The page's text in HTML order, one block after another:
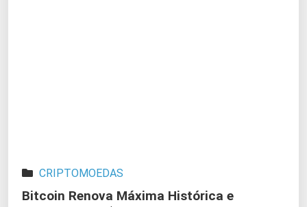
CRIPTOMOEDAS
Bitcoin Renova Máxima Histórica e